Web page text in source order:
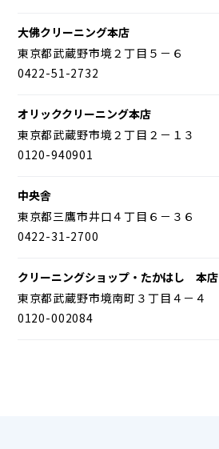
大佛クリーニング本店
東京都武蔵野市境２丁目５－６
0422-51-2732
オリッククリーニング本店
東京都武蔵野市境２丁目２－１３
0120-940901
中央舎
東京都三鷹市井口４丁目６－３６
0422-31-2700
クリーニングショップ・たかはし 本店
東京都武蔵野市境南町３丁目４－４
0120-002084